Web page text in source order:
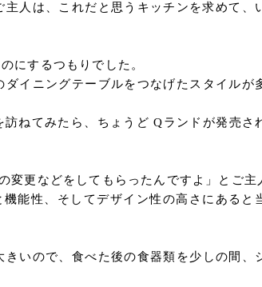
人は、これだと思うキッチンを求めて、
にするつもりでした。
イニングテーブルをつなげたスタイルが
ねてみたら、ちょうど Qランドが発売さ
変更などをしてもらったんですよ」とご主
能性、そしてデザイン性の高さにあると
いので、食べた後の食器類を少しの間、